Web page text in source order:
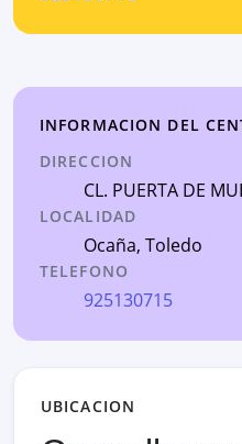
INFORMACION DEL
DIRECCION
CL. PUERTA DE
LOCALIDAD
Ocaña, Toledo
TELEFONO
925130715
UBICACION